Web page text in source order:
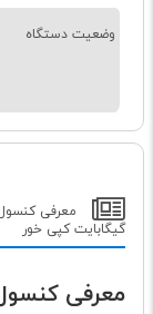
وضعیت دستگاه
گیگابایت کپی خور